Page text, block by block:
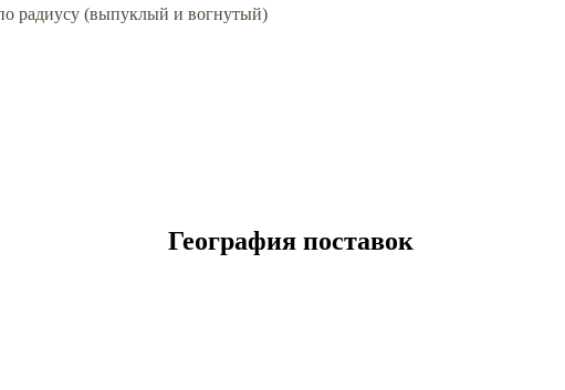
радиусу (выпуклый и вогнутый)
География поставок